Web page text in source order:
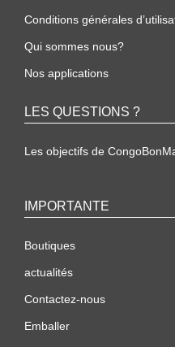
Conditions générales
Qui sommes nous?
Nos applications
LES QUESTIONS ?
Les objectifs de
IMPORTANTE
Boutiques
actualités
Contactez-nous
Emballer